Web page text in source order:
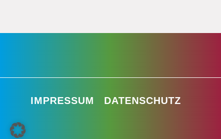
IMPRESSUM DATENSCHUTZ